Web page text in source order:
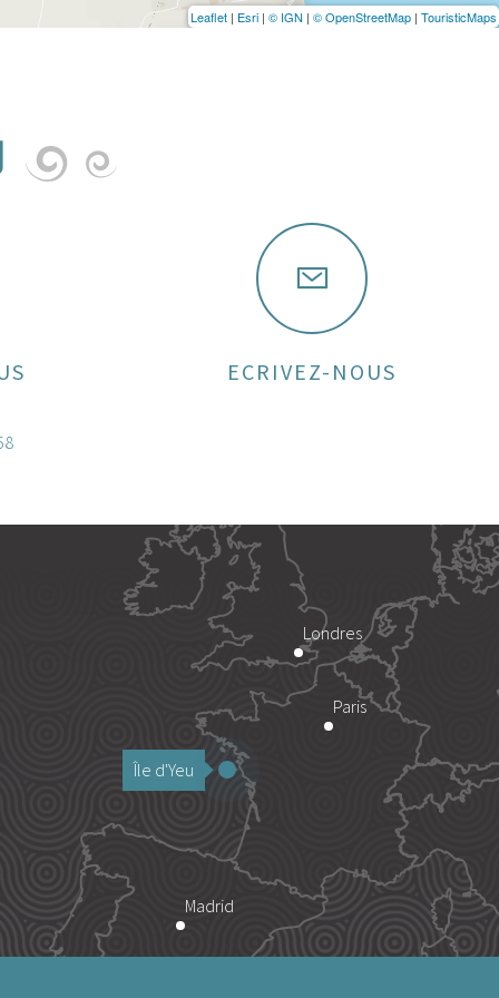
Leaflet | Esri | © IGN | © OpenStreetMap | TouristicMaps
ECRIVEZ-NOUS
Londres
Paris
Madrid
Île d'Yeu